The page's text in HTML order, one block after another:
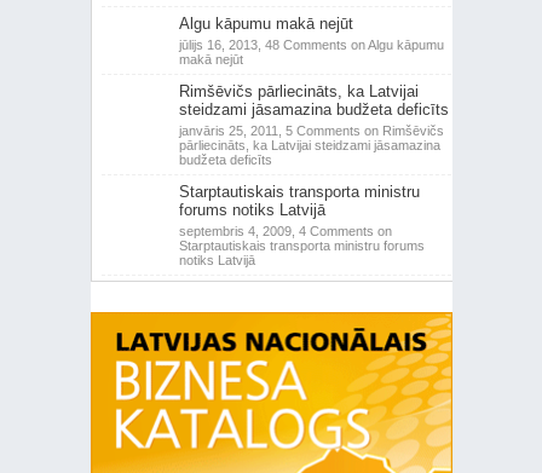
Algu kāpumu makā nejūt
jūlijs 16, 2013, 48 Comments on Algu kāpumu
makā nejūt
Rimšēvičs pārliecināts, ka Latvijai
steidzami jāsamazina budžeta deficīts
janvāris 25, 2011, 5 Comments on Rimšēvičs
pārliecināts, ka Latvijai steidzami jāsamazina
budžeta deficīts
Starptautiskais transporta ministru
forums notiks Latvijā
septembris 4, 2009, 4 Comments on
Starptautiskais transporta ministru forums
notiks Latvijā